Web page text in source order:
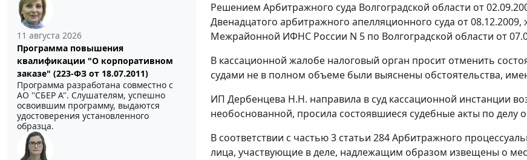
11 августа 2026
Программа повышения
квалификации "О корпоративном
заказе" (223-ФЗ от 18.07.2011)
Программа разработана совместно с
АО ''СБЕР А". Слушателям, успешно
освоившим программу, выдаются
удостоверения установленного
образца.
Решением Арбитражного суда Волгоградской области от
Двенадцатого арбитражного апелляционного суда от
Межрайонной ИФНС России N 5 по Волгоградской области от
В кассационной жалобе налоговый орган просит отменить
судами не в полном объеме были выяснены обстоятельства,
ИП Дербенцева Н.Н. направила в суд кассационной инстанции
необоснованной, просила состоявшиеся судебные акты по делу
В соответствии с частью 3 статьи 284Арбитражного
лица, участвующие в деле, надлежащим образом извещены о